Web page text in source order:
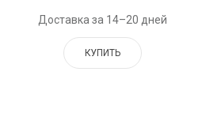
Доставка за 14–20 дней
КУПИТЬ